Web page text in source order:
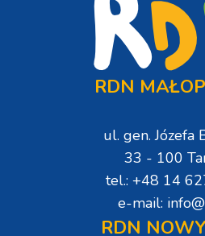
RDN
ul. gen. Józefa
33 - 100
tel.: +48 14
e-mail:
RDN